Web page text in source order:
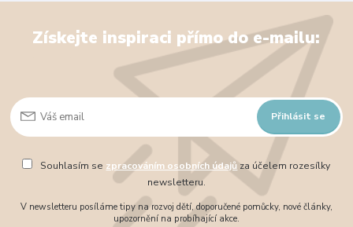
Získejte inspiraci přímo do e-mailu:
Přihlásit se
Souhlasím se zpracováním osobních údajůza účelem rozesílky
newsletteru.
V newsletteru posíláme tipy na rozvoj dětí, doporučené pomůcky, nové články,
upozornění na probíhající akce.